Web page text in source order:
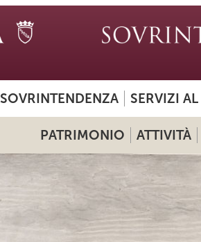
SOVRINTENDENZA SERVIZI
PATRIMONIO ATTIVITÀ